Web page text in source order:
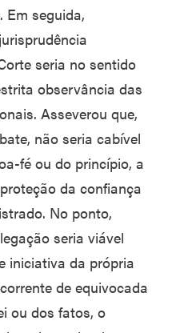
Em seguida,
seria no sentido
observância das
Asseverou que,
não seria cabível
fé ou do princípio, a
da confiança
No ponto,
seria viável
iniciativa da própria
de equivocada
ou dos fatos, o